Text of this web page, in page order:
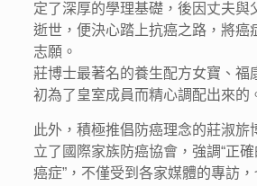
定了深厚的學理基礎，後因丈夫與
逝世，便決心踏上抗癌之路，將癌
志願。
莊博士最著名的養生配方女寶、福
初為了皇室成員而精心調配出來的
此外，積極推倡防癌理念的莊淑旂
立了國際家族防癌協會，強調“正
癌症”，不僅受到各家媒體的專訪